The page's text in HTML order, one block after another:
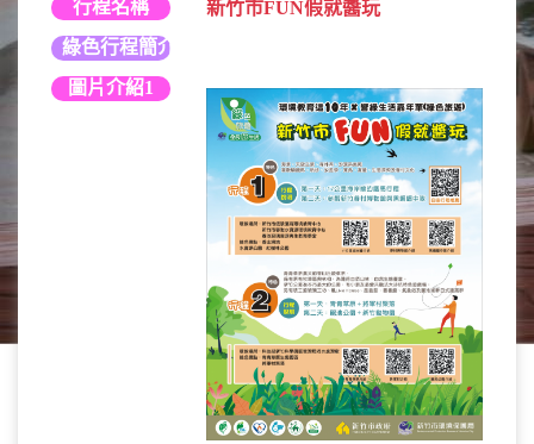
行程名稱
新竹市FUN假就醬玩
綠色行程簡介
圖片介紹1